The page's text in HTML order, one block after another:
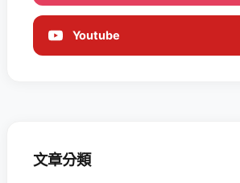
Youtube
文章分類